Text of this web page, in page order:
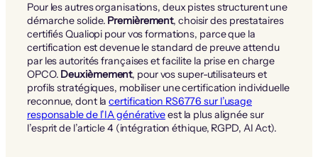
Pour les autres organisations, deux pistes structurent une
démarche solide. Premièrement, choisir des prestataires
certifiés Qualiopi pour vos formations, parce que la
certification est devenue le standard de preuve attendu
par les autorités françaises et facilite la prise en charge
OPCO. Deuxièmement, pour vos super-utilisateurs et
profils stratégiques, mobiliser une certification individuelle
reconnue, dont lacertification RS6776 sur l’usage
responsable de l’IA générativeest la plus alignée sur
l’esprit de l’article 4 (intégration éthique, RGPD, AI Act).